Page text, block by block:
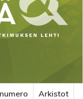
Arkistot